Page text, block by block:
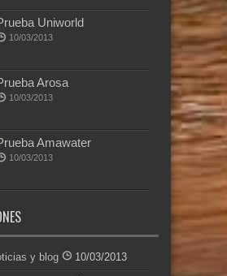
Uniworld
10/03/2013
Arosa
10/03/2013
Amawater
10/03/2013
y blog 10/03/2013